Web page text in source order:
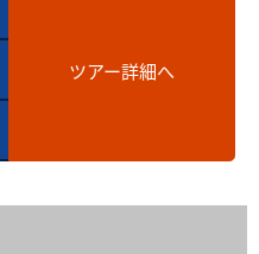
ツアー詳細へ